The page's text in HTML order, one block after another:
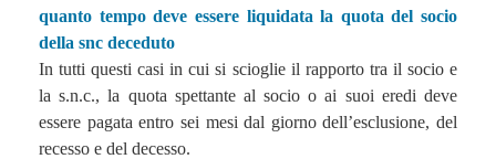
quanto tempo deve essere liquidata la quota del socio
della snc deceduto
In tutti questi casi in cui si scioglie il rapporto tra il socio e
la s.n.c., la quota spettante al socio o ai suoi eredi deve
essere pagata entro sei mesi dal giorno dell’esclusione, del
recesso e del decesso.